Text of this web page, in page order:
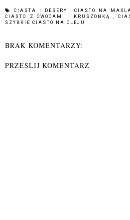
CIASTA I DESERY,CIASTO NA
CIASTO Z OWOCAMI I KRUSZONKĄ ,
SZYBKIE CIASTO NA OLEJU
BRAK KOMENTARZY:
PRZEŚLIJ KOMENTARZ